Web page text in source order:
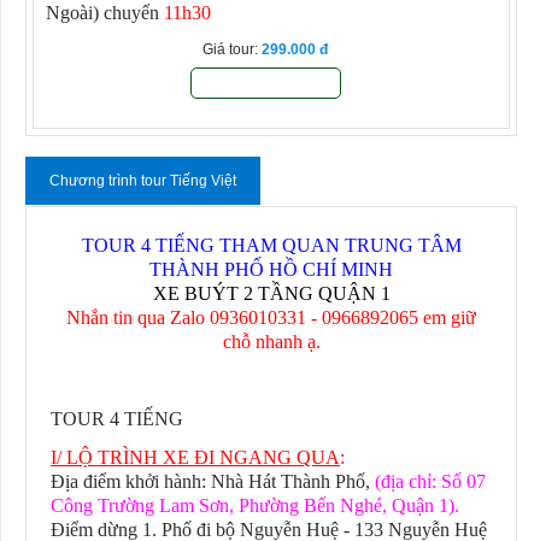
Ngoài) chuyến 11h30
Giá tour: 299.000
Chương trình tour Tiếng Việt
TOUR 4 TIẾNG THAM QUAN TRUNG TÂM
THÀNH PHỐ HỒ CHÍ MINH
XE BUÝT 2 TẦNG QUẬN 1
Nhắn tin qua Zalo 0936010331 - 0966892065 em giữ
chỗ nhanh ạ.
TOUR 4 TIẾNG
I/ LỘ TRÌNH XE ĐI NGANG QUA:
Địa điểm khởi hành: Nhà Hát Thành Phố, (địa chỉ: Số 07
Công Trường Lam Sơn, Phường Bến Nghé, Quận 1).
Điểm dừng 1. Phố đi bộ Nguyễn Huệ - 133 Nguyễn Huệ